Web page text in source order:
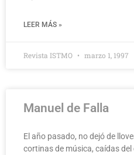
LEER MÁS »
Revista ISTMO marzo 1, 1997
Manuel de Falla
El año pasado, no dejó de
cortinas de música, caídas